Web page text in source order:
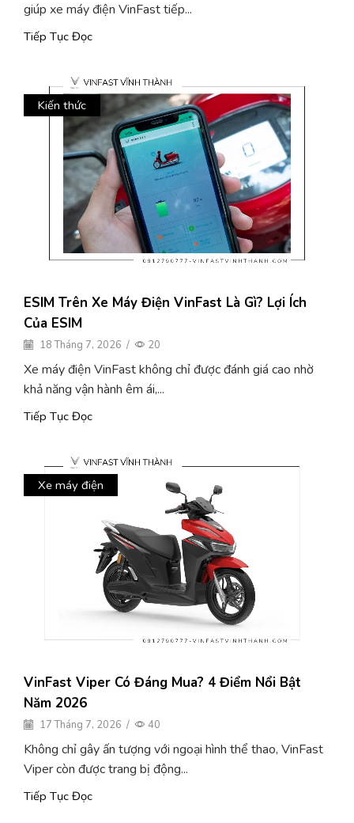
giúp xe máy điện VinFast tiếp...
Tiếp Tục Đọc
Kiến thức
ESIM Trên Xe Máy Điện VinFast Là Gì? Lợi Ích
Của ESIM
18 Tháng 7, 2026 / 20
Xe máy điện VinFast không chỉ được đánh giá cao nhờ
khả năng vận hành êm ái,...
Tiếp Tục Đọc
Xe máy điện
VinFast Viper Có Đáng Mua? 4 Điểm Nổi Bật
Năm 2026
17 Tháng 7, 2026 / 40
Không chỉ gây ấn tượng với ngoại hình thể thao, VinFast
Viper còn được trang bị động...
Tiếp Tục Đọc